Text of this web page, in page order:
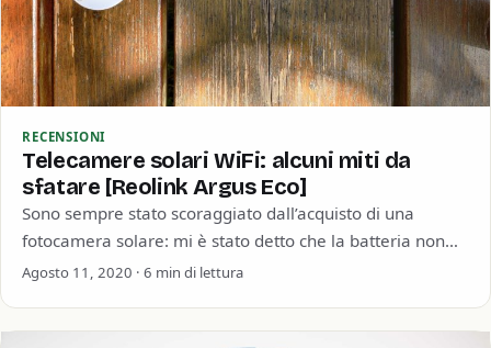
RECENSIONI
Telecamere solari WiFi: alcuni miti da
sfatare [Reolink Argus Eco]
Sono sempre stato scoraggiato dall’acquisto di una
fotocamera solare: mi è stato detto che la batteria non
dura, la precisione e la…
Agosto 11, 2020 · 6 min di lettura